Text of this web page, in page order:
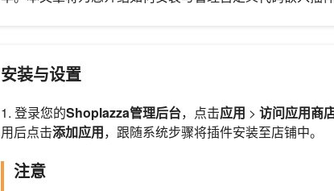
安装与设置
1. 登录您的Shoplazza管理后台，点击应用 > 访问应用商
用后点击添加应用，跟随系统步骤将插件安装至店铺中。
注意